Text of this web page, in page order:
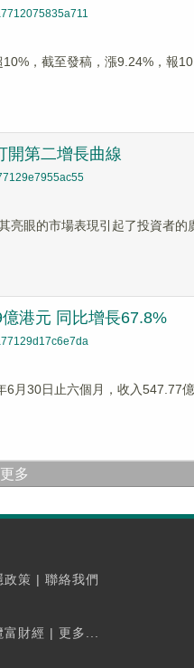
，截至發稿，漲9.24%，報
開第二增長曲線
眼的市場表現引起了投資者的
港元 同比增長67.8%
6月30日止六個月，收入547.77
多
政策 | 聯絡我們
富財經 | 更多...